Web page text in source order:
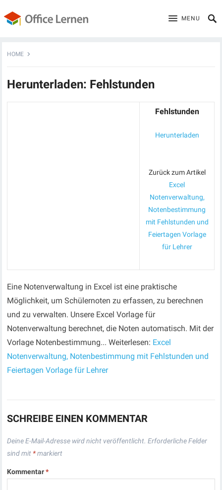
MENU
HOME
Herunterladen: Fehlstunden
Fehlstunden
Herunterladen
Zurück zum Artikel
Excel
Notenverwaltung,
Notenbestimmung
mit Fehlstunden und
Feiertagen Vorlage
für Lehrer
Eine Notenverwaltung in Excel ist eine praktische
Möglichkeit, um Schülernoten zu erfassen, zu berechnen
und zu verwalten. Unsere Excel Vorlage für
Notenverwaltung berechnet, die Noten automatisch. Mit der
Vorlage Notenbestimmung... Weiterlesen: Excel
Notenverwaltung, Notenbestimmung mit Fehlstunden und
Feiertagen Vorlage für Lehrer
SCHREIBE EINEN KOMMENTAR
Deine E-Mail-Adresse wird nicht veröffentlicht. Erforderliche Felder
sind mit *markiert
Kommentar*